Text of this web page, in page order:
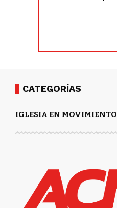
CATEGORÍAS
IGLESIA EN MOVIMIENTO